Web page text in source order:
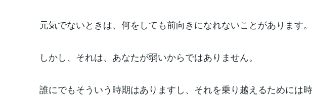
元気でないときは、何をしても前向きになれないことがあります。
しかし、それは、あなたが弱いからではありません。
誰にでもそういう時期はありますし、それを乗り越えるためには